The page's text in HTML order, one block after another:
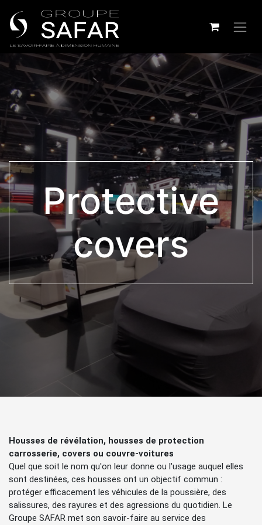
Protective
covers
Housses de révélation, housses de protection
carrosserie, covers ou couvre-voitures
Quel que soit le nom qu'on leur donne ou l'usage auquel elles
sont destinées, ces housses ont un objectif commun :
protéger efficacement les véhicules de la poussière, des
salissures, des rayures et des agressions du quotidien. Le
Groupe SAFAR met son savoir-faire au service des